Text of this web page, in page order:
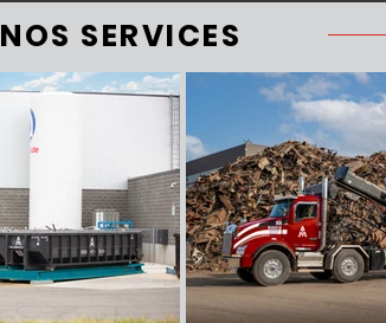
NOS SERVICES